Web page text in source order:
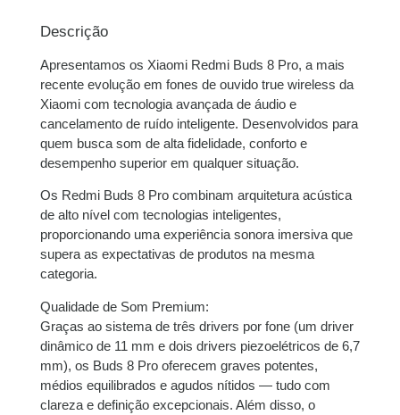
juros
3x deR$159,67sem
juros
R$479,01
4x deR$120,35com
juros
R$481,40
5x deR$96,57 com
juros
R$482,85
6x de R$80,95com
R$ 485,70
7x de R$70,07 com
juros
8x de R$
Descrição
Apresentamos os Xiaomi Redmi Buds 8 Pro, a mais
recente evolução em fones de ouvido true wireless da
Xiaomi com tecnologia avançada de áudio e
cancelamento de ruído inteligente. Desenvolvidos para
quem busca som de alta fidelidade, conforto e
desempenho superior em qualquer situação.
Os Redmi Buds 8 Pro combinam arquitetura acústica
de alto nível com tecnologias inteligentes,
proporcionando uma experiência sonora imersiva que
supera as expectativas de produtos na mesma
categoria.
Qualidade de Som Premium:
Graças ao sistema de três drivers por fone (um driver
dinâmico de 11 mm e dois drivers piezoelétricos de 6,7
mm), os Buds 8 Pro oferecem graves potentes,
médios equilibrados e agudos nítidos — tudo com
clareza e definição excepcionais. Além disso, o